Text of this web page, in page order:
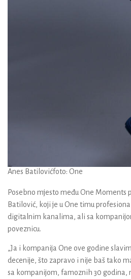
Anes Batilovićfoto: One
Posebno mjesto među One Moments
Batilović, koji je u One timu
digitalnim kanalima, ali sa
poveznicu.
„Ja i kompanija One ove godine
decenije, što zapravo i nije baš tako
sa kompanijom, famoznih 30 godina,